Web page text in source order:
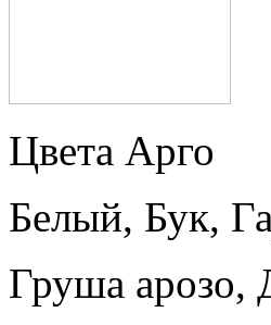
Цвета Арго
Белый, Бук,
Груша арозо,